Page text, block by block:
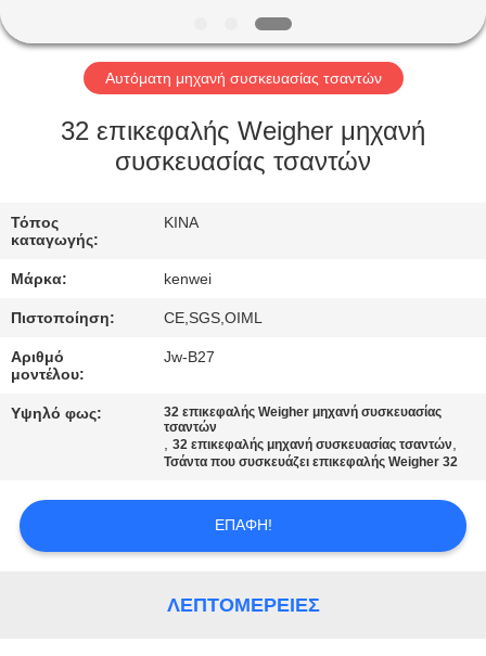
ΜΕ
ΕΜΆΣ
ΓΎΡΟΣ
ΕΡΓΟΣΤΑΣΊΩΝ
ΠΟΙΟΤΙΚΌΣ
ΕΠΑΦΉ
ΖΗΤΉΣΤΕ
ΑΠΌΣΠΑΣΜΑ
SITEMAP
Αυτόματη μηχανή συσκευασίας τσαντών
32 επικεφαλής Weigher μηχανή
συσκευασίας τσαντών
Τόπος
καταγωγής:
ΚΙΝΑ
Μάρκα: kenwei
Πιστοποίηση: CE,SGS,OIML
Αριθμό
μοντέλου:
Jw-B27
Υψηλό φως:
32 επικεφαλής Weigher μηχανή συσκευασίας
τσαντών
,32 επικεφαλής μηχανή συσκευασίας τσαντών,
Τσάντα που συσκευάζει επικεφαλής Weigher 32
ΕΠΑΦΉ!
ΛΕΠΤΟΜΈΡΕΙΕΣ